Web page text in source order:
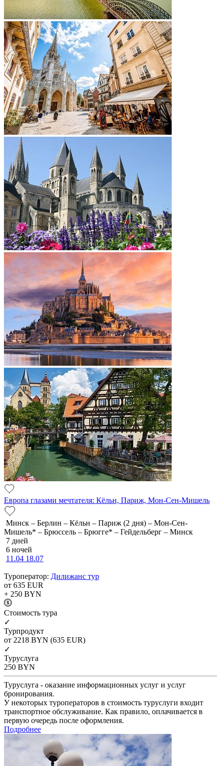
Европа глазами мечтателя: Кёльн, Париж, Мон-Сен-Мишель
Минск – Берлин – Кёльн – Париж (2 дня) – Мон-Сен-
Мишель* – Брюссель – Брюгге* – Гейдельберг – Минск
7 дней
6 ночей
11.04 18.07
Туроператор: Дилижанс тур
от 635 EUR
+ 250 BYN
Cтоимость тура
✓
Турпродукт
от 2218 BYN (635 EUR)
✓
Туруслуга
250 BYN
Туруслуга - оказание информационных услуг и услуг
бронирования.
У некоторых туроператоров в стоимость туруслуги входит
транспортное обслуживание. Как правило, оплачивается в
первую очередь после оформления.
Подробнее